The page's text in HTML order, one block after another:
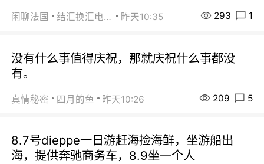
闲聊法国 结汇换汇电汇 昨天10:35 293 1
没有什么事值得庆祝，那就庆祝什么事都没
有。
真情秘密 四月的鱼 昨天10:26 209 5
8.7号dieppe一日游赶海捡海鲜，坐游船出
海，提供奔驰商务车，8.9坐一个人